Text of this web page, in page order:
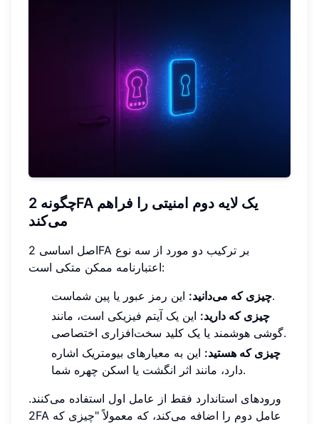
چگونه 2FA یک لایه دوم امنیتی را فراهم
می‌کند
اصل اساسی 2FA بر ترکیب دو مورد از سه نوع
اعتبارنامه ممکن متکی است:
چیزی که می‌دانید:این رمز عبور یا پین شماست.
چیزی که دارید: این یک آیتم فیزیکی است، مانند
گوشی هوشمند یا یک کلید سخت‌افزاری اختصاصی.
چیزی که هستید: این به معیارهای بیومتریک اشاره
دارد، مانند اثر انگشت یا اسکن چهره شما.
ورودهای استاندارد فقط از عامل اول استفاده می‌کنند.
2FA عامل دوم را اضافه می‌کند، که معمولاً "چیزی که